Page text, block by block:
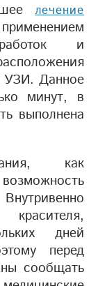
лечение
и
УЗИ. Данное
минут, в
выполнена
как
дней
перед
сообщать